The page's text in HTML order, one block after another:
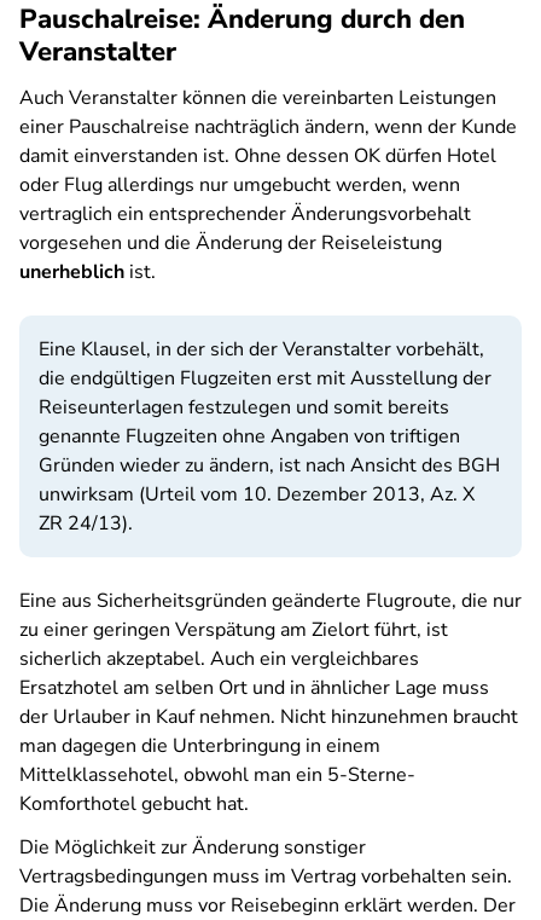
Pauschalreise: Änderung durch den
Veranstalter
Auch Veranstalter können die vereinbarten Leistungen
einer Pauschalreise nachträglich ändern, wenn der Kunde
damit einverstanden ist. Ohne dessen OK dürfen Hotel
oder Flug allerdings nur umgebucht werden, wenn
vertraglich ein entsprechender Änderungsvorbehalt
vorgesehen und die Änderung der Reiseleistung
unerheblich ist.
Eine Klausel, in der sich der Veranstalter vorbehält,
die endgültigen Flugzeiten erst mit Ausstellung der
Reiseunterlagen festzulegen und somit bereits
genannte Flugzeiten ohne Angaben von triftigen
Gründen wieder zu ändern, ist nach Ansicht des BGH
unwirksam (Urteil vom 10. Dezember 2013, Az. X
ZR 24/13).
Eine aus Sicherheitsgründen geänderte Flugroute, die nur
zu einer geringen Verspätung am Zielort führt, ist
sicherlich akzeptabel. Auch ein vergleichbares
Ersatzhotel am selben Ort und in ähnlicher Lage muss
der Urlauber in Kauf nehmen. Nicht hinzunehmen braucht
man dagegen die Unterbringung in einem
Mittelklassehotel, obwohl man ein 5-Sterne-
Komforthotel gebucht hat.
Die Möglichkeit zur Änderung sonstiger
Vertragsbedingungen muss im Vertrag vorbehalten sein.
Die Änderung muss vor Reisebeginn erklärt werden. Der